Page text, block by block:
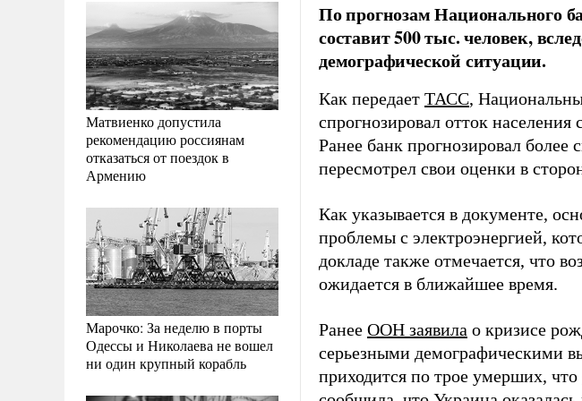
Матвиенко допустила
рекомендацию россиянам
отказаться от поездок в
Армению
Марочко: За неделю в порты
Одессы и Николаева не вошел
ни один крупный корабль
По прогнозам Национального
составит 500 тыс. человек,
демографической ситуации.
Как передает ТАСС,
спрогнозировал отток
Ранее банк прогнозировал
пересмотрел свои оценки в
Как указывается в документе,
проблемы с электроэнергией,
докладе также отмечается, что
ожидается в ближайшее время.
Ранее ООН заявила о кризисе
серьезными демографическими
приходится по трое умерших,